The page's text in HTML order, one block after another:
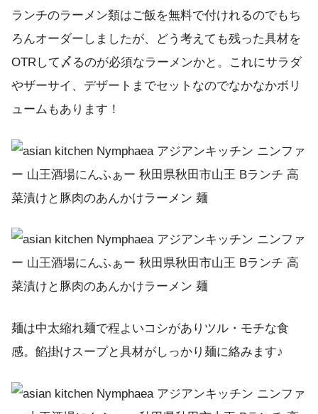
ランチのラーメン類はご飯を無料で付けれるのでもち
ろんオーダーしましたが、どう考えても残った具材を
OTRして〆るのが必須なラーメンかと。これにサラダ
やザーサイ、デザートまでセットなのでなかなかボリ
ュームもあります！
麺は中太縮れ麺で程よいコシがありツル・モチな食
感。餡掛けスープと具材がしっかり麺に絡みます♪